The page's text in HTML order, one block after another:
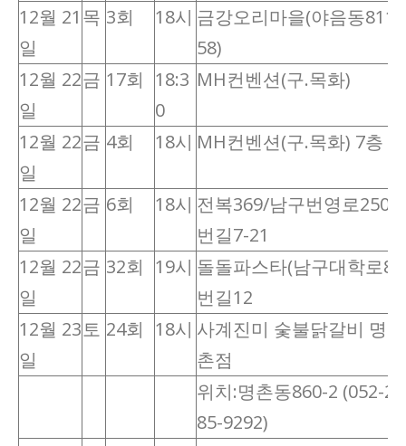
12월 21
일
목 3회 18시 금강오리마을(야음동811-
58)
12월 22
일
금 17회 18:3
0
MH컨벤션(구.목화)
12월 22
일
금 4회 18시 MH컨벤션(구.목화) 7층
12월 22
일
금 6회 18시 전복369/남구번영로250
번길7-21
12월 22
일
금 32회 19시 돌돌파스타(남구대학로84
번길12
12월 23
일
토 24회 18시 사계진미 숯불닭갈비 명
촌점
위치:명촌동860-2 (052-2
85-9292)